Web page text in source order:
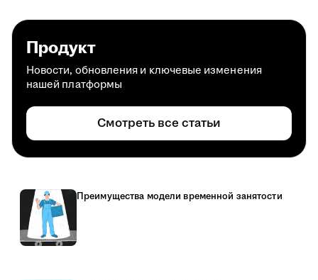
Продукт
Новости, обновления и ключевые изменения
нашей платформы
Смотреть все статьи
Преимущества модели временной занятости